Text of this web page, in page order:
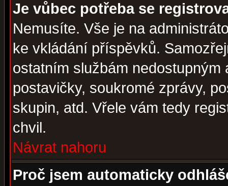
Je vůbec potřeba se
Nemusíte. Vše je na
ke vkládání příspěvků.
ostatním službám
postavičky, soukromé zprávy,
skupin, atd. Vřele vám tedy
chvil.
Návrat nahoru
Proč jsem automaticky